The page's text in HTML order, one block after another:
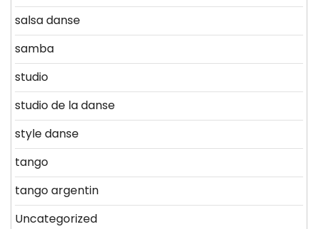
salsa danse
samba
studio
studio de la danse
style danse
tango
tango argentin
Uncategorized